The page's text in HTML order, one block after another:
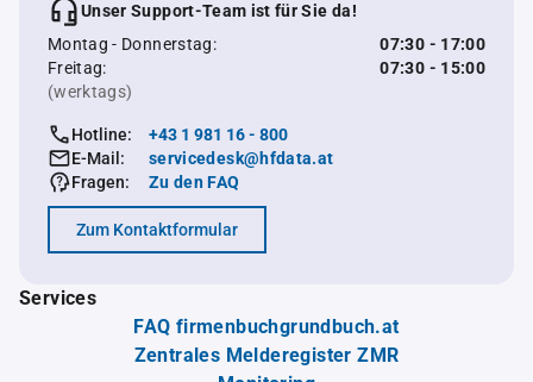
Unser Support-Team ist für Sie da!
Montag - Donnerstag:
07:30 - 17:00
Freitag:
07:30 - 15:00
(werktags)
Hotline:
+43 1 981 16 - 800
E-Mail:
servicedesk@hfdata.at
Fragen:
Zu den FAQ
Zum Kontaktformular
Services
FAQ firmenbuchgrundbuch.at
Zentrales Melderegister ZMR